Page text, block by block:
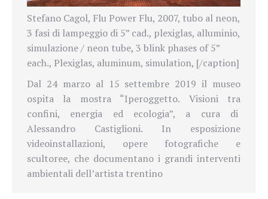
Stefano Cagol, Flu Power Flu, 2007, tubo al neon,
3 fasi di lampeggio di 5” cad., plexiglas, alluminio,
simulazione / neon tube, 3 blink phases of 5”
each., Plexiglas, aluminum, simulation, [/caption]
Dal 24 marzo al 15 settembre 2019 il museo
ospita la mostra “Iperoggetto. Visioni tra
confini, energia ed ecologia”, a cura di
Alessandro Castiglioni. In esposizione
videoinstallazioni, opere fotografiche e
scultoree, che documentano i grandi interventi
ambientali dell’artista trentino